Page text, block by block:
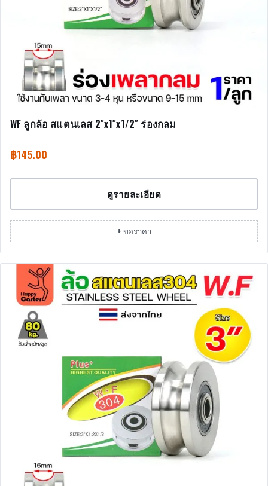
WF ลูกล้อ สแตนเลส 2″x1″x1/2″ ร่องกลม
฿145.00
ดูรายละเอียด
+ ขอราคา